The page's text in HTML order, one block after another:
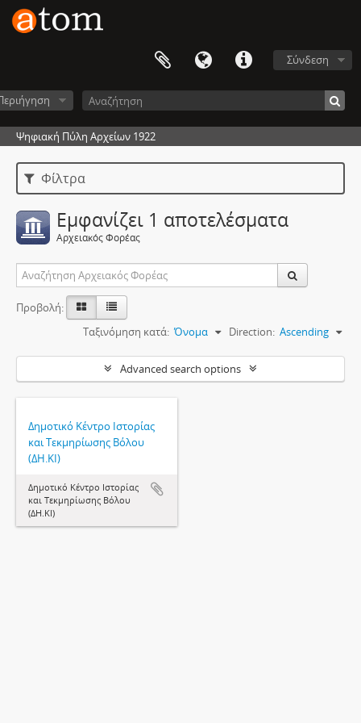
Σύνδεση
Ψηφιακή Πύλη Αρχείων 1922
Φίλτρα
Εμφανίζει 1 αποτελέσματα
Αρχειακός Φορέας
Προβολή:
Ταξινόμηση κατά: Όνομα Direction: Ascending
Advanced search options
Δημοτικό Κέντρο Ιστορίας
και Τεκμηρίωσης Βόλου
(ΔΗ.ΚΙ)
Δημοτικό Κέντρο Ιστορίας
και Τεκμηρίωσης Βόλου
(ΔΗ.ΚΙ)